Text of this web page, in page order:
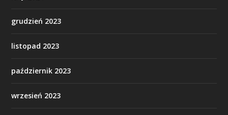
grudzień 2023
listopad 2023
październik 2023
wrzesień 2023